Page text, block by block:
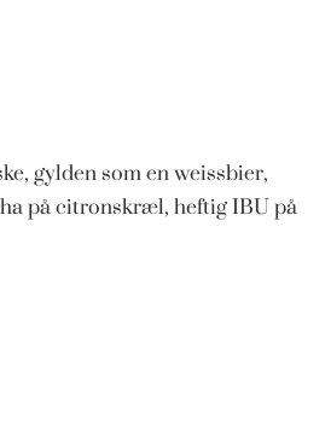
gylden som en weissbier,
på citronskræl, heftig IBU på